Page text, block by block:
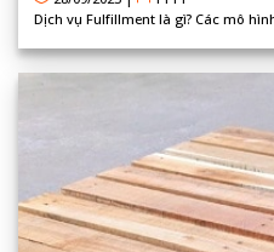
Dịch vụ Fulfillment là gì? Các mô